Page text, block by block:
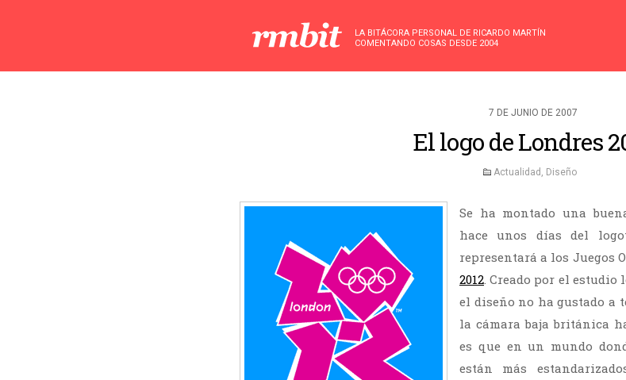
LA BITÁCORA PERSONAL DE RICARDO MARTÍN
COMENTANDO COSAS DESDE 2004
7 DE JUNIO DE 2007
El logo de Londres
Actualidad , Diseño
Se ha montado una
hace unos días del
representará a los Juegos
2012. Creado por el estudio
el diseño no ha gustado a
la cámara baja británica
es que en un mundo
están más